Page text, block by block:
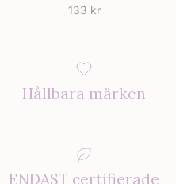
Ordinarie pris
133 kr
Hållbara märken
ENDAST certifierade